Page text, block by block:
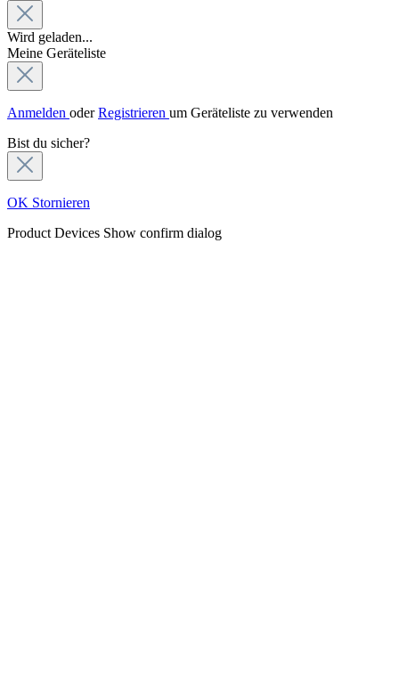
Wird geladen...
Meine Geräteliste
Anmelden oderRegistrieren um Geräteliste zu verwenden
Bist du sicher?
OK Stornieren
Product Devices Show confirm dialog